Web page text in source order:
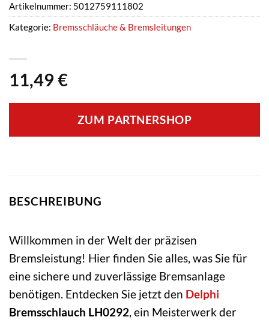
11,49 €
ZUM PARTNERSHOP
Artikelnummer: 5012759111802
Kategorie: Bremsschläuche & Bremsleitungen
BESCHREIBUNG
Willkommen in der Welt der präzisen
Bremsleistung! Hier finden Sie alles, was Sie für
eine sichere und zuverlässige Bremsanlage
benötigen. Entdecken Sie jetzt den Delphi
Bremsschlauch LH0292 , ein Meisterwerk der